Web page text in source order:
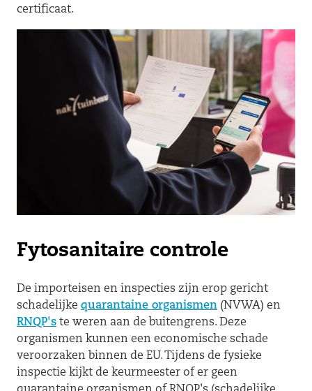
certificaat.
Fytosanitaire controle
De importeisen en inspecties zijn erop gericht
schadelijke quarantaine organismen (NVWA) en
RNQP's te weren aan de buitengrens. Deze
organismen kunnen een economische schade
veroorzaken binnen de EU. Tijdens de fysieke
inspectie kijkt de keurmeester of er geen